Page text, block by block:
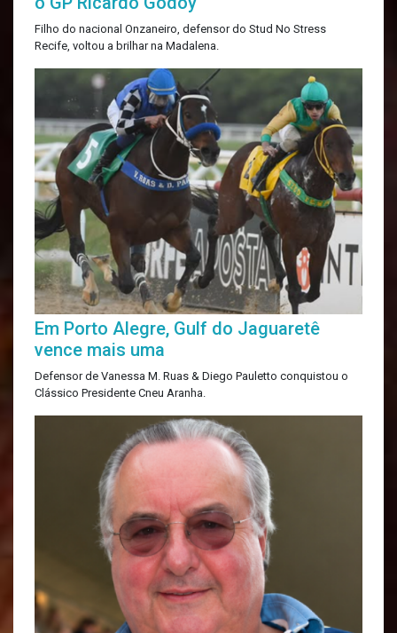
Filho do nacional Onzaneiro, defensor do Stud No Stress
Recife, voltou a brilhar na Madalena.
Em Porto Alegre, Gulf do Jaguaretê
vence mais uma
Defensor de Vanessa M. Ruas & Diego Pauletto conquistou o
Clássico Presidente Cneu Aranha.